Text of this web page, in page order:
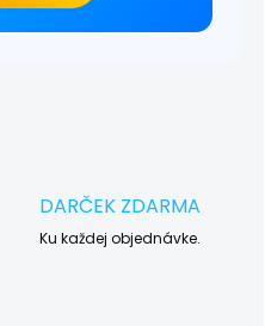
DARČEK ZDARMA
Ku každej objednávke.